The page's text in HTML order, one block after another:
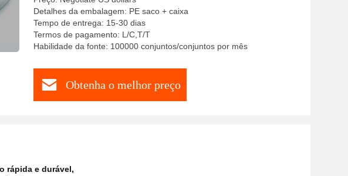
Detalhes da embalagem: PE saco + caixa
Tempo de entrega: 15-30 dias
Termos de pagamento: L/C,T/T
Habilidade da fonte: 100000 conjuntos/conjuntos por mês
Obtenha o melhor preço
rápida e durável,